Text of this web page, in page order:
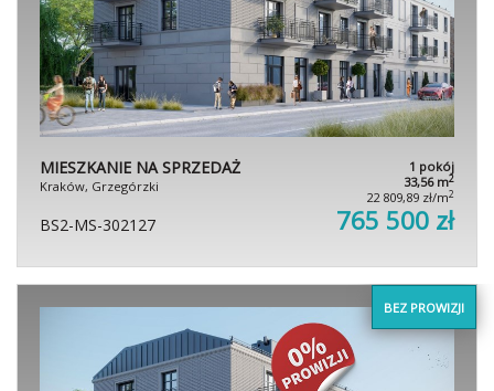
MIESZKANIE NA SPRZEDAŻ
Kraków, Grzegórzki
1 pokój
33,56 m2
22 809,89 zł/m2
BS2-MS-302127 765 500 zł
BEZ PROWIZJI